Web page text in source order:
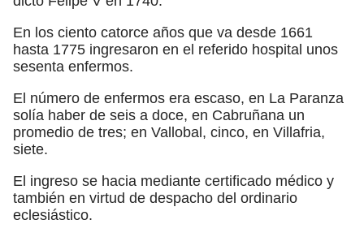
En los ciento catorce años que va desde 1661
hasta 1775 ingresaron en el referido hospital unos
sesenta enfermos.
El número de enfermos era escaso, en La Paranza
solía haber de seis a doce, en Cabruñana un
promedio de tres; en Vallobal, cinco, en Villafria,
siete.
El ingreso se hacia mediante certificado médico y
también en virtud de despacho del ordinario
eclesiástico.